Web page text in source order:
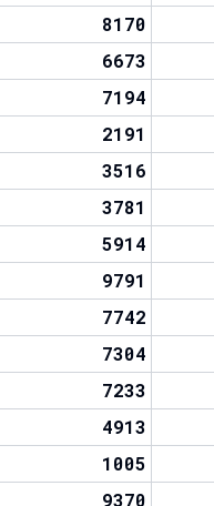
8170
6673
7194
2191
3516
3781
5914
9791
7742
7304
7233
4913
1005
9370